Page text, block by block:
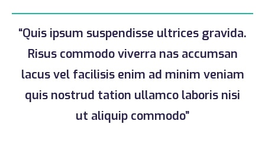
“Quis ipsum suspendisse ultrices gravida.
Risus commodo viverra nas accumsan
lacus vel facilisis enim ad minim veniam
quis nostrud tation ullamco laboris nisi
ut aliquip commodo”